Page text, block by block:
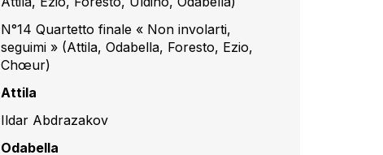
N°14 Quartetto finale « Non involarti,
seguimi » (Attila, Odabella, Foresto, Ezio,
Chœur)
Attila
Ildar Abdrazakov
Odabella